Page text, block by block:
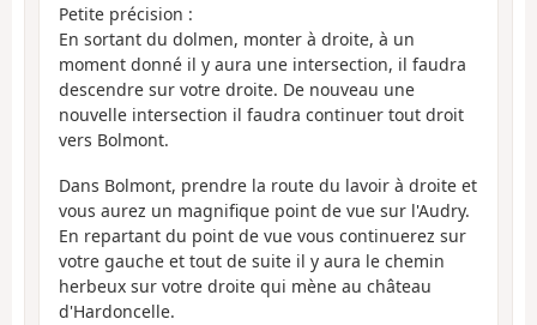
Petite précision :
En sortant du dolmen, monter à droite, à un
moment donné il y aura une intersection, il faudra
descendre sur votre droite. De nouveau une
nouvelle intersection il faudra continuer tout droit
vers Bolmont.
Dans Bolmont, prendre la route du lavoir à droite et
vous aurez un magnifique point de vue sur l'Audry.
En repartant du point de vue vous continuerez sur
votre gauche et tout de suite il y aura le chemin
herbeux sur votre droite qui mène au château
d'Hardoncelle.